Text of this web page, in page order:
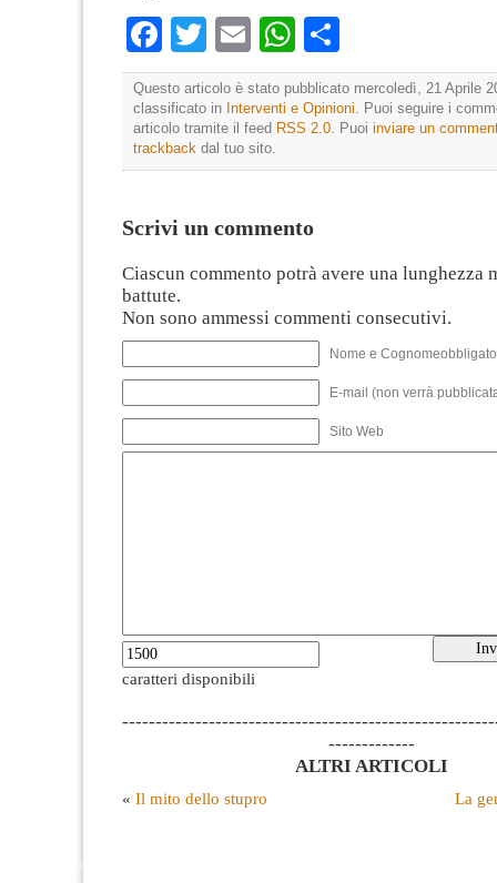
Facebook
TwitterEmailWhatsApp
Questo articolo è stato pubblicato mercoledì, 21 Aprile
classificato in Interventi e Opinioni. Puoi seguire i
articolo tramite il feed RSS 2.0. Puoi inviare un
trackback dal tuo sito.
Scrivi un commento
Ciascun commento potrà avere una lunghezza
battute.
Non sono ammessi commenti consecutivi.
Nome e
E-mail (non verrà
Sito Web
caratteri disponibili
-------------
ALTRI ARTICOLI
« Il mito dello stupro La